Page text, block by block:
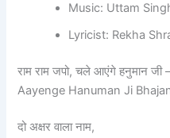
Music: Uttam
Lyricist: Rekha
राम राम जपो, चले आएंगे हनुमान
Aayenge Hanuman Ji
दो अक्षर वाला नाम,